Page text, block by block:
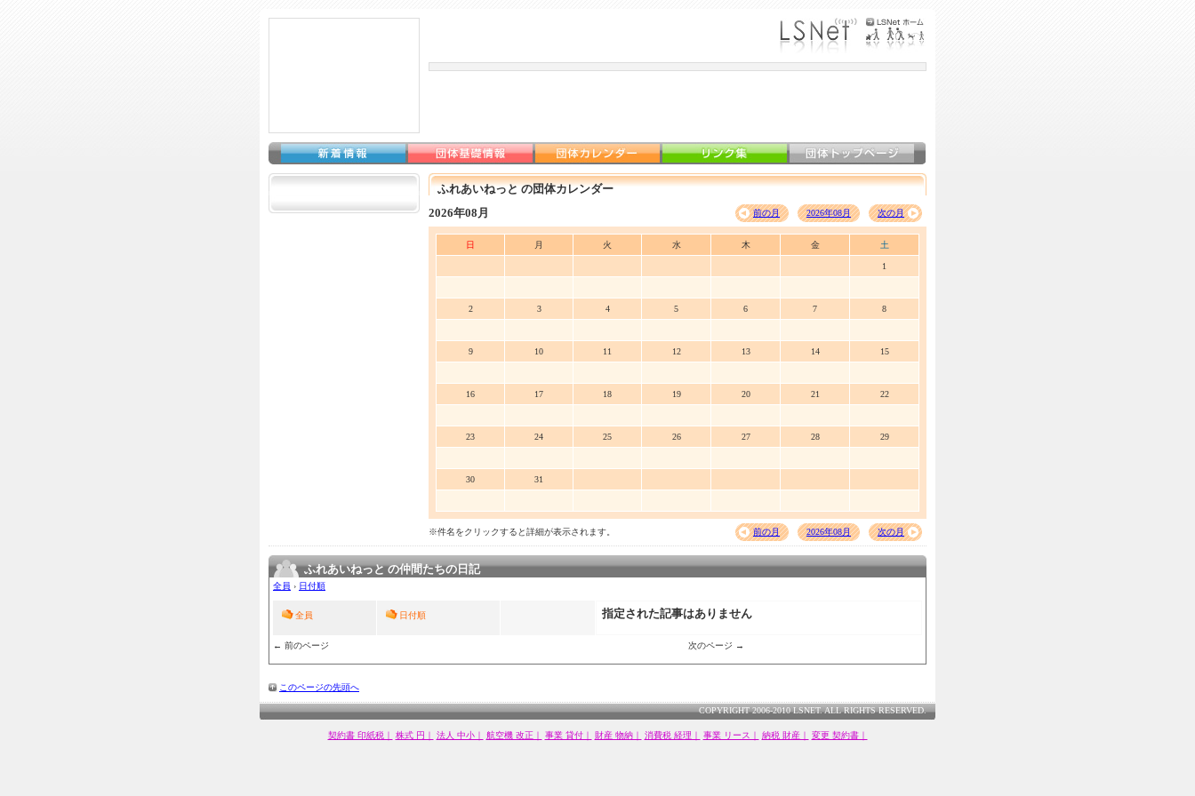
ふれあいねっと の団体カレンダー
2026年08月
前の月 2026年08月 次の月
日 月 火 水 木 金 土
1
2 3 4 5 6 7 8
9 10 11 12 13 14 15
16 17 18 19 20 21 22
23 24 25 26 27 28 29
30 31
※件名をクリックすると詳細が表示されます。 前の月 2026年08月 次の月
ふれあいねっと の仲間たちの日記
全員 › 日付順
全員 日付順 指定された記事はありません
← 前のページ 次のページ →
このページの先頭へ
COPYRIGHT 2006-2010 LSNET. ALL RIGHTS RESERVED.
契約書 印紙税｜ 株式 円｜ 法人 中小｜ 航空機 改正｜ 事業 貸付｜ 財産 物納｜ 消費税 経理｜ 事業 リース｜ 納税 財産｜ 変更 契約書｜